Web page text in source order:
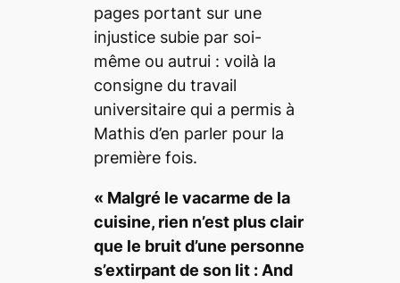
pages portant sur une
injustice subie par soi-
même ou autrui : voilà la
consigne du travail
universitaire qui a permis à
Mathis d’en parler pour la
première fois.
« Malgré le vacarme de la
cuisine, rien n’est plus clair
que le bruit d’une personne
s’extirpant de son lit : And